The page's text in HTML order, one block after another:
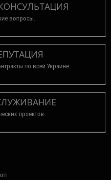
вопросы.
по всей Украине.
проектов.